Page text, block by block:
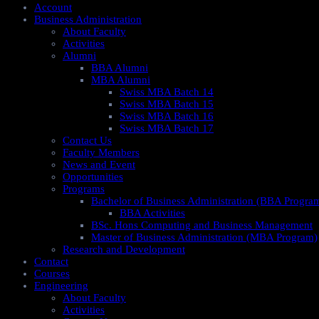
Account
Business Administration
About Faculty
Activities
Alumni
BBA Alumni
MBA Alumni
Swiss MBA Batch 14
Swiss MBA Batch 15
Swiss MBA Batch 16
Swiss MBA Batch 17
Contact Us
Faculty Members
News and Event
Opportunities
Programs
Bachelor of Business Administration (BBA
BBA Activities
BSc. Hons Computing and Business Management
Master of Business Administration (MBA Program)
Research and Development
Contact
Courses
Engineering
About Faculty
Activities